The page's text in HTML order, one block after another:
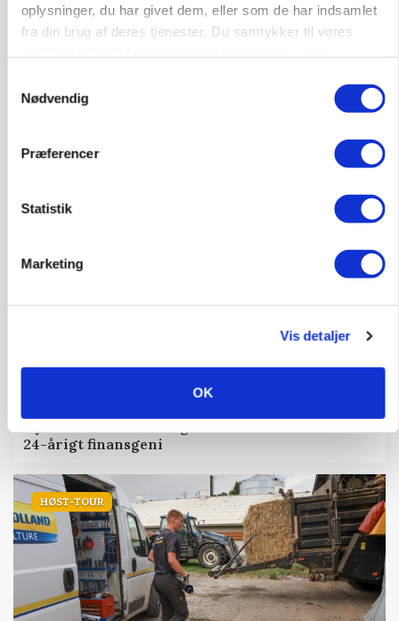
oplysninger, du har givet dem, eller som de har indsamlet
fra din brug af deres tjenester. Du samtykker til vores
Nødvendig
Præferencer
Statistik
Marketing
Vis detaljer
OK
Befriende, at topredaktør erkender, hun er
blevet klogere. Det kunne vi alle lære af
24-årigt finansgeni
HØST-TOUR